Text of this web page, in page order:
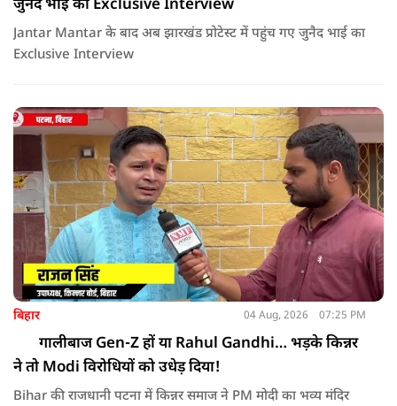
जुनैद भाई का Exclusive Interview
Jantar Mantar के बाद अब झारखंड प्रोटेस्ट में पहुंच गए जुनैद भाई का
Exclusive Interview
बिहार 04 Aug, 2026 07:25 PM
गालीबाज Gen-Z हों या Rahul Gandhi… भड़के किन्नर
ने तो Modi विरोधियों को उधेड़ दिया!
Bihar की राजधानी पटना में किन्नर समाज ने PM मोदी का भव्य मंदिर